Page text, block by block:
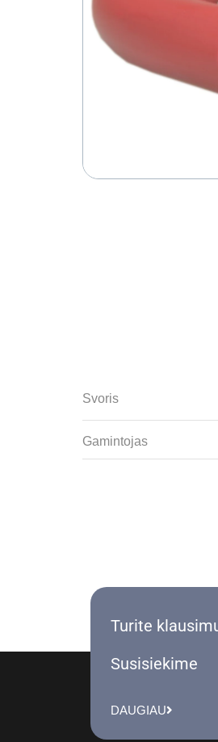
Svoris
Gamintojas
Turite
Susisiekime
DAUGIAU